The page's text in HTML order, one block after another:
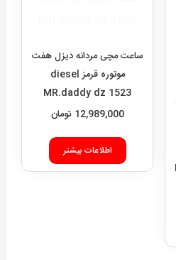
ساعت مچی مردانه دیزل هفت
موتوره قرمز diesel
MR.daddy dz 1523
12,989,000 تومان
اطلاعات بیشتر